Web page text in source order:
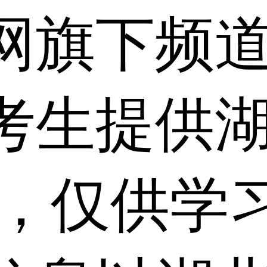
旗下频
生提供
仅供学